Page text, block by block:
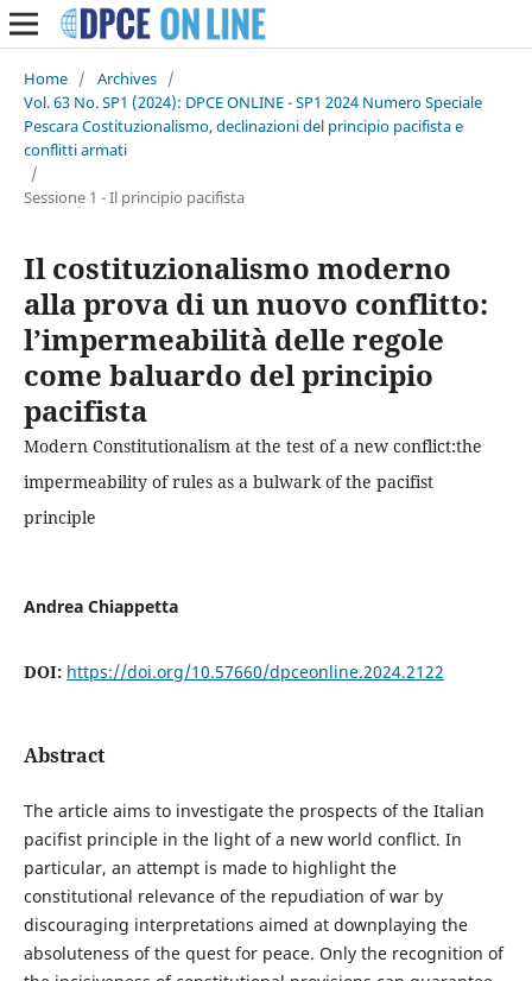
Home / Archives /
Vol. 63 No. SP1 (2024): DPCE ONLINE - SP1 2024 Numero Speciale
Pescara Costituzionalismo, declinazioni del principio pacifista e
conflitti armati
/
Sessione 1 - Il principio pacifista
Il costituzionalismo moderno
alla prova di un nuovo conflitto:
l’impermeabilità delle regole
come baluardo del principio
pacifista
Modern Constitutionalism at the test of a new conflict:the
impermeability of rules as a bulwark of the pacifist
principle
Andrea Chiappetta
DOI: https://doi.org/10.57660/dpceonline.2024.2122
Abstract
The article aims to investigate the prospects of the Italian
pacifist principle in the light of a new world conflict. In
particular, an attempt is made to highlight the
constitutional relevance of the repudiation of war by
discouraging interpretations aimed at downplaying the
absoluteness of the quest for peace. Only the recognition of